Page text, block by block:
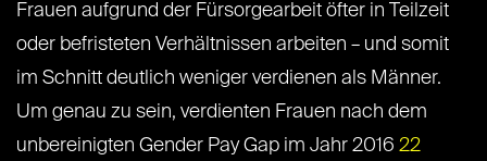
Frauen aufgrund der Fürsorgearbeit öfter in Teilzeit
oder befristeten Verhältnissen arbeiten – und somit
im Schnitt deutlich weniger verdienen als Männer.
Um genau zu sein, verdienten Frauen nach dem
unbereinigten Gender Pay Gap im Jahr 2016 22